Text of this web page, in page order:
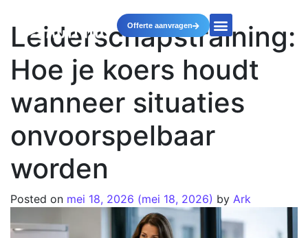
Offerte aanvragen
Leiderschapstraining:
Hoe je koers houdt
wanneer situaties
onvoorspelbaar
worden
Posted on mei 18, 2026 (mei 18, 2026) by Ark